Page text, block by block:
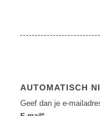
AUTOMATISCH
Geef dan je e-